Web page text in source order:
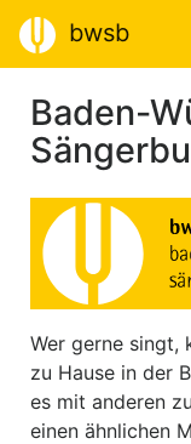
bwsb
Baden-
Wer gerne singt,
zu Hause in der
es mit anderen
einen ähnlichen